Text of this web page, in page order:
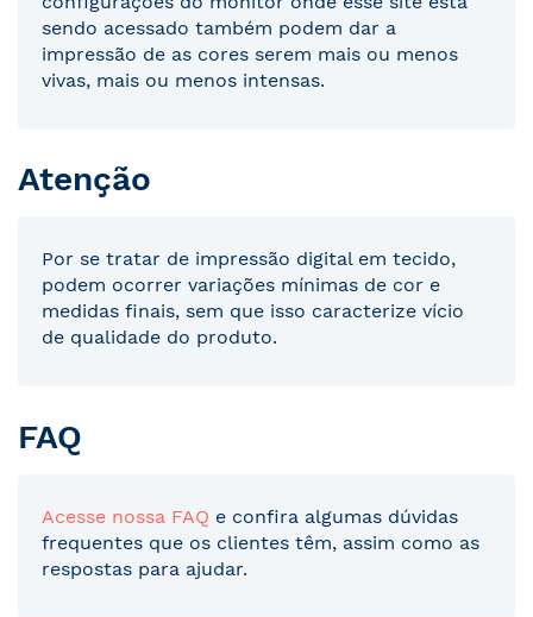
sendo acessado também podem dar a
impressão de as cores serem mais ou menos
vivas, mais ou menos intensas.
Atenção
Por se tratar de impressão digital em tecido,
podem ocorrer variações mínimas de cor e
medidas finais, sem que isso caracterize vício
de qualidade do produto.
FAQ
Acesse nossa FAQ e confira algumas dúvidas
frequentes que os clientes têm, assim como as
respostas para ajudar.